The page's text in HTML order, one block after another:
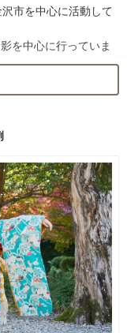
勿論ですが、撮影と
います。
すが、自身も子を持
意です。
チリ撮影します。
。
ご依頼いただいた方
でご案内させていた
大事にさせていただ
が撮れるよう心がけ
市を中心に活動して
を中心に行っていま
からお料理、建築写
せの時間を設けてい
ください。
進めていきますので
ジングや表情などプ
心してお任せくださ